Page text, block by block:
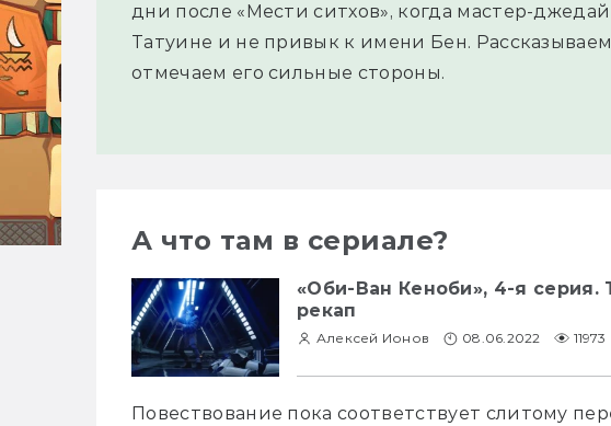
дни после «Мести ситхов», когда мастер-
Татуине и не привык к имени Бен.
отмечаем его сильные стороны.
А что там в сериале?
«Оби-Ван Кеноби», 4-я
рекап
Алексей Ионов 08.06.2022 11973
Повествование пока соответствует слитому